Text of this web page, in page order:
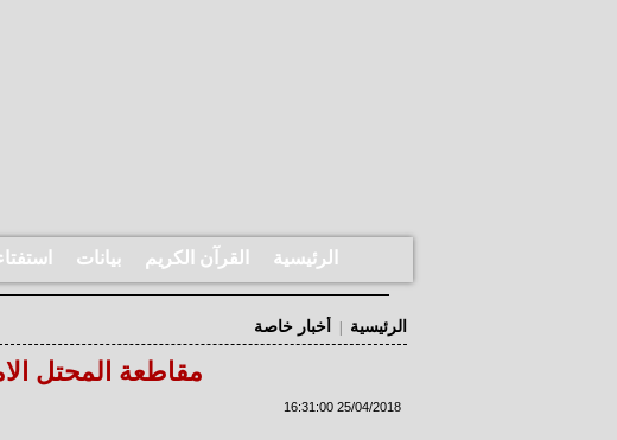
الرئيسية القرآن الكريم بيانات
الرئيسية أخبار خاصة
مقاطعة المحتل
25/04/2018 16:31:00